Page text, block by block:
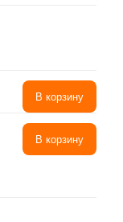
В корзину
В корзину